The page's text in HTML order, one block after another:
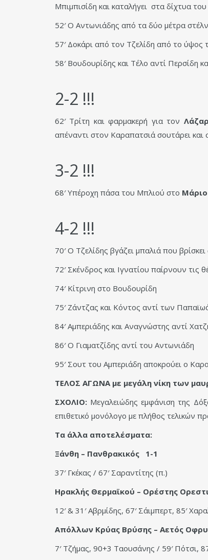
Μπιμπισίδη και καταλήγει στα δίχτυα
52′ Ο Αντωνιάδης από τα δύο μέτρα
57′ Δοκάρι από τον Τζελίδη από το
58′ Βουδουρίδης και Τέλο αντί Περσίδη
2-2 !!!
62′ Τρίτη και φαρμακερή για τον
απέναντι στον Καραπατσιά σουτάρει και
3-2 !!!
68′ Υπέροχη πάσα του Μπλιού στο
4-2 !!!
70′ Ο Τζελίδης βγάζει μπαλιά που
72′ Σκένδρος και Ιγνατίου παίρνουν
74′ Κίτρινη στο Βουδουρίδη
75′ Ζάντζας και Κόντος αντί των
84′ Αμπεριάδης και Αναγνώστης αντί
86′ Ο Γιαματζίδης αντί του Αντωνιάδη
95′ Σουτ του Αμπεριάδη αποκρούει ο
ΤΕΛΟΣ ΑΓΩΝΑ με μεγάλη νίκη των
ΣΧΟΛΙΟ: Μεγαλειώδης εμφάνιση της
επιθετικό μονόλογο με πλήθος τελικών
Τα άλλα αποτελέσματα:
Ξάνθη – Πανθρακικός 1-1
37′ Γκέκας / 67′ Σαραντίτης (π.)
Ηρακλής Θερμαϊκού – Ορέστης
12′ & 31′ Αβρμίδης, 67′ Σάιμπερτ, 85′
Απόλλων Κρύας Βρύσης – Αετός
7′ Τζήμας, 90+3 Ταουσάνης / 59′ Πότσι,